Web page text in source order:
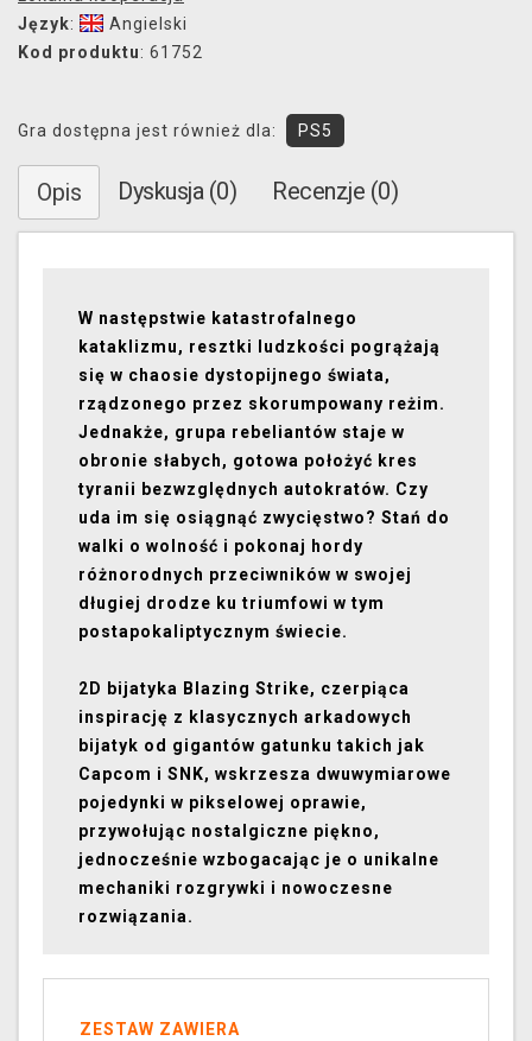
Język:
Angielski
Kod produktu: 61752
Gra dostępna jest również dla: PS5
Opis Dyskusja (0) Recenzje (0)
W następstwie katastrofalnego
kataklizmu, resztki ludzkości pogrążają
się w chaosie dystopijnego świata,
rządzonego przez skorumpowany reżim.
Jednakże, grupa rebeliantów staje w
obronie słabych, gotowa położyć kres
tyranii bezwzględnych autokratów. Czy
uda im się osiągnąć zwycięstwo? Stań do
walki o wolność i pokonaj hordy
różnorodnych przeciwników w swojej
długiej drodze ku triumfowi w tym
postapokaliptycznym świecie.
2D bijatyka Blazing Strike, czerpiąca
inspirację z klasycznych arkadowych
bijatyk od gigantów gatunku takich jak
Capcom i SNK, wskrzesza dwuwymiarowe
pojedynki w pikselowej oprawie,
przywołując nostalgiczne piękno,
jednocześnie wzbogacając je o unikalne
mechaniki rozgrywki i nowoczesne
rozwiązania.
ZESTAW ZAWIERA